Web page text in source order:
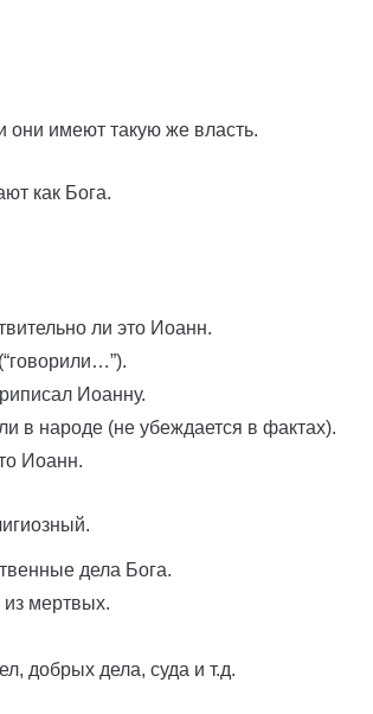
они имеют такую же власть.
как Бога.
ли это Иоанн.
Иоанну.
в народе (не убеждается в фактах).
Иоанн.
дела Бога.
из мертвых.
добрых дела, суда и т.д.